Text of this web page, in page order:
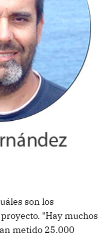
son los
"Hay muchos
metido 25.000